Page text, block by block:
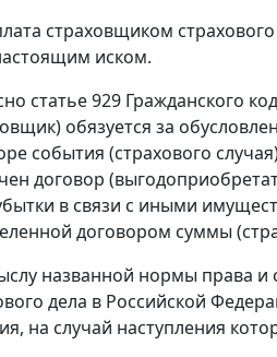
страховщиком
иском.
статье 929 Гражданского
обязуется за
события (страхового
договор
в связи с иными
договором суммы
названной нормы права и
дела в Российской
на случай наступления